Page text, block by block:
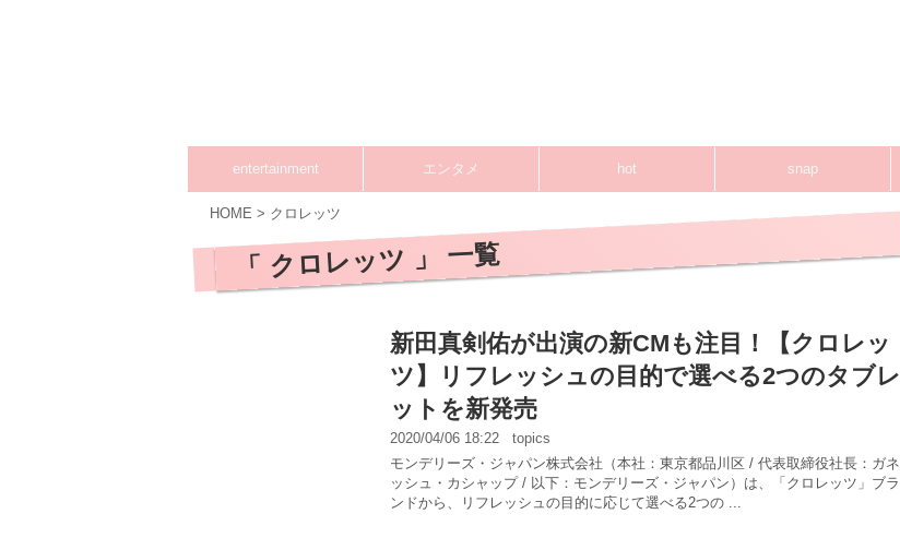
entertainment エンタメ hot snap
HOME > クロレッツ
「 クロレッツ 」 一覧
新田真剣佑が出演の新CMも注目！【クロレッ
ツ】リフレッシュの目的で選べる2つのタブレ
ットを新発売
2020/04/06 18:22
topics
モンデリーズ・ジャパン株式会社（本社：東京都品川区 / 代表取締役社長：ガネ
ッシュ・カシャップ / 以下：モンデリーズ・ジャパン）は、「クロレッツ」ブラ
ンドから、リフレッシュの目的に応じて選べる2つの ...